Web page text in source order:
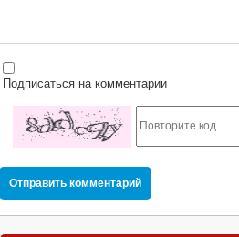
на комментарии
Отправить комментарий